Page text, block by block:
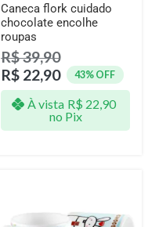
Caneca flork cuidado
chocolate encolhe
roupas
R$39,90
R$ 22,90 43% OFF
À vista R$ 22,90
no Pix